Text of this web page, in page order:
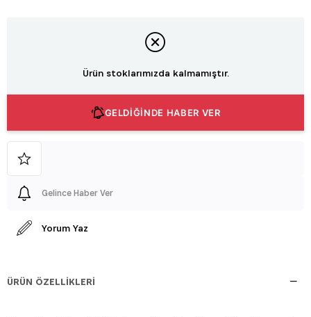
Ürün stoklarımızda kalmamıştır.
GELDİĞİNDE HABER VER
Gelince Haber Ver
Yorum Yaz
ÜRÜN ÖZELLIKLERI